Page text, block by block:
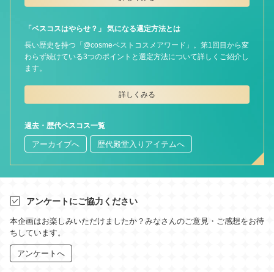
「ベスコスはやらせ？」 気になる選定方法とは
長い歴史を持つ「@cosmeベストコスメアワード」。第1回目から変
わらず続けている3つのポイントと選定方法について詳しくご紹介し
ます。
詳しくみる
過去・歴代ベスコス一覧
アーカイブへ 歴代殿堂入りアイテムへ
アンケートにご協力ください
本企画はお楽しみいただけましたか？みなさんのご意見・ご感想をお待
ちしています。
アンケートへ